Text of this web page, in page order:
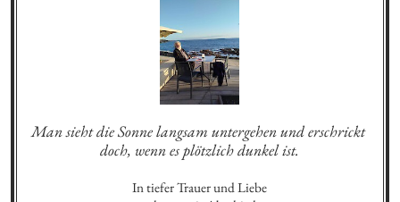
Man sieht die Sonne langsam untergehen und erschrickt
doch, wenn es plötzlich dunkel ist.
In tiefer Trauer und Liebe